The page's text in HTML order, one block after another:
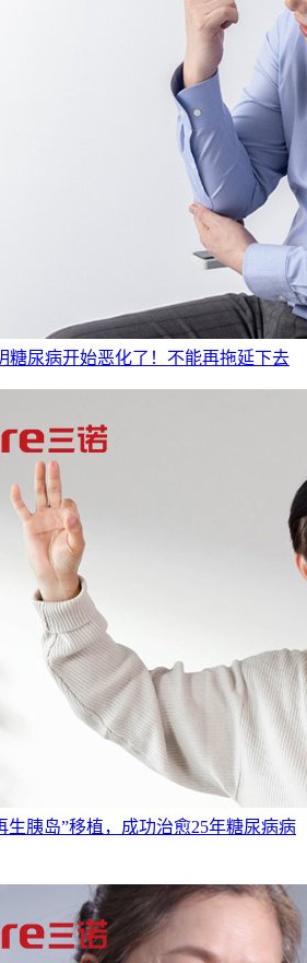
糖尿病开始恶化了！不能再拖延下去
生胰岛”移植，成功治愈25年糖尿病病